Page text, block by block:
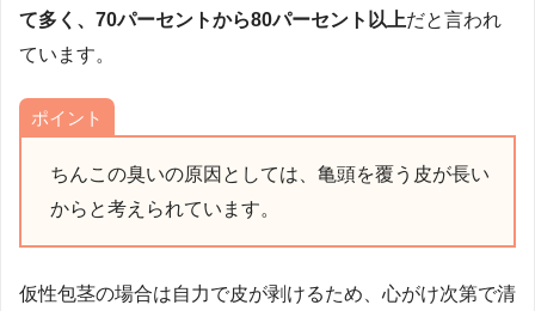
て多く、70パーセントから80パーセント以上だと言われ
ています。
ポイント
ちんこの臭いの原因としては、亀頭を覆う皮が長い
からと考えられています。
仮性包茎の場合は自力で皮が剥けるため、心がけ次第で清